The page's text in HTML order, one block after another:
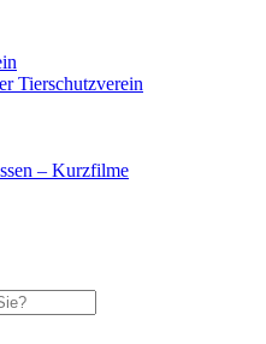
Tierschutzverein
– Kurzfilme